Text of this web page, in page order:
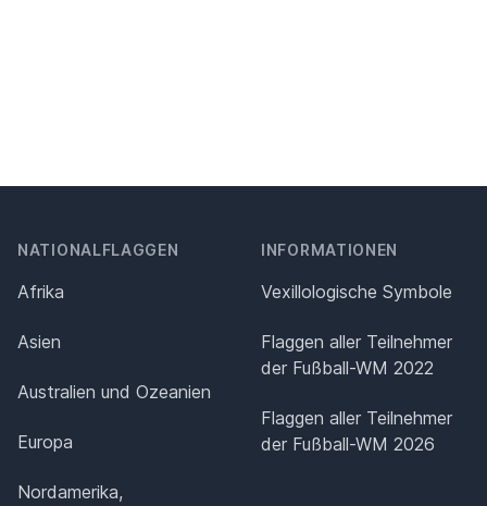
NATIONALFLAGGEN
Afrika
Asien
Australien und Ozeanien
Europa
Nordamerika,
INFORMATIONEN
Vexillologische Symbole
Flaggen aller Teilnehmer
der Fußball-WM 2022
Flaggen aller Teilnehmer
der Fußball-WM 2026